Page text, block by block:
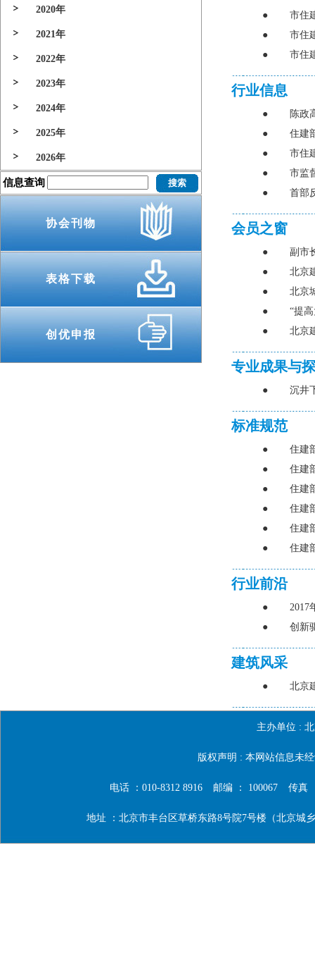
2020年
2021年
2022年
2023年
2024年
2025年
2026年
信息查询
协会刊物
表格下载
创优申报
市住
●
市住
●
市住
●
行业信息
陈政
●
住建
●
市住
●
市监
●
首部
●
会员之窗
副市
●
北京
●
北京
●
“提
●
北京
●
专业成果与
沉井
●
标准规范
住建
●
住建
●
住建
●
住建
●
住建
●
住建
●
行业前沿
2017
●
创新
●
建筑风采
北京
●
主办单位 :
版权声明 : 本网站信息未
电话 ：010-8312 8916 邮编 ： 100067 传真
地址 ：北京市丰台区草桥东路8号院7号楼（北京城